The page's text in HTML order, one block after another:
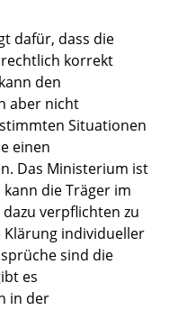
dafür, dass die
korrekt
den
aber nicht
Situationen
einen
Das Ministerium ist
die Träger im
verpflichten zu
individueller
sind die
es
in der